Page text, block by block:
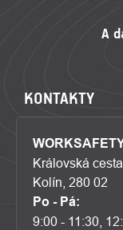
KONTAKTY
Královská
Kolín, 280 02
Po - Pá:
9:00 - 11:30,